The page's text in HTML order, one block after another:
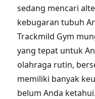
sedang mencari
kebugaran tubuh
Trackmild Gym
yang tepat untuk
olahraga rutin,
memiliki banyak
belum Anda ketahui.